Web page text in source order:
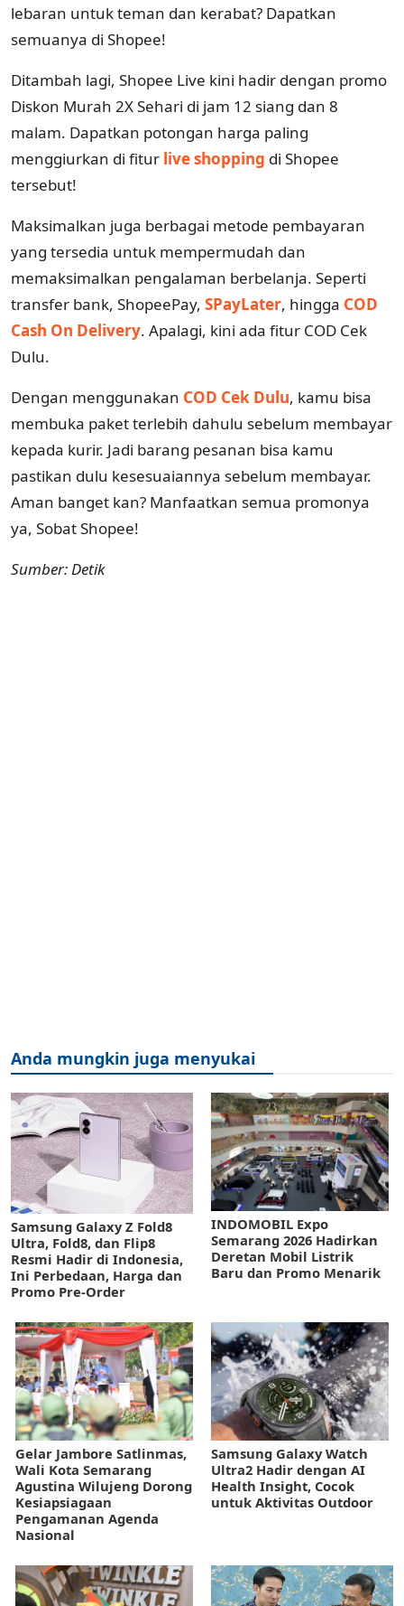
lebaran untuk teman dan kerabat? Dapatkan
semuanya di Shopee!
Ditambah lagi, Shopee Live kini hadir dengan promo
Diskon Murah 2X Sehari di jam 12 siang dan 8
malam. Dapatkan potongan harga paling
menggiurkan di fitur live shopping di Shopee
tersebut!
Maksimalkan juga berbagai metode pembayaran
yang tersedia untuk mempermudah dan
memaksimalkan pengalaman berbelanja. Seperti
transfer bank, ShopeePay, SPayLater, hingga COD
Cash On Delivery. Apalagi, kini ada fitur COD Cek
Dulu.
Dengan menggunakan COD Cek Dulu, kamu bisa
membuka paket terlebih dahulu sebelum membayar
kepada kurir. Jadi barang pesanan bisa kamu
pastikan dulu kesesuaiannya sebelum membayar.
Aman banget kan? Manfaatkan semua promonya
ya, Sobat Shopee!
Sumber: Detik
Anda mungkin juga menyukai
Samsung Galaxy Z Fold8
Ultra, Fold8, dan Flip8
Resmi Hadir di Indonesia,
Ini Perbedaan, Harga dan
Promo Pre-Order
INDOMOBIL Expo
Semarang 2026 Hadirkan
Deretan Mobil Listrik
Baru dan Promo Menarik
Gelar Jambore Satlinmas,
Wali Kota Semarang
Agustina Wilujeng Dorong
Kesiapsiagaan
Pengamanan Agenda
Nasional
Samsung Galaxy Watch
Ultra2 Hadir dengan AI
Health Insight, Cocok
untuk Aktivitas Outdoor